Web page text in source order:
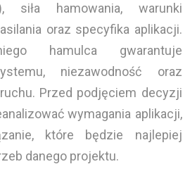
siła hamowania, warunki
oraz specyfika aplikacji.
hamulca gwarantuje
niezawodność oraz
Przed podjęciem decyzji
wymagania aplikacji,
które będzie najlepiej
danego projektu.